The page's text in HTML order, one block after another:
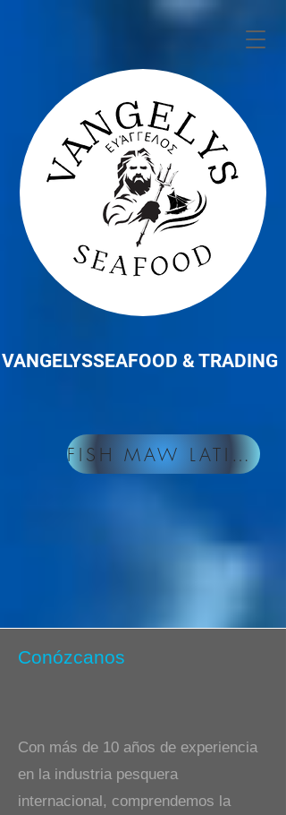
VANGELYSSEAFOOD & TRADING
FISH MAW LATINOAMERICA
Conózcanos
Con más de 10 años de experiencia
en la industria pesquera
internacional, comprendemos la